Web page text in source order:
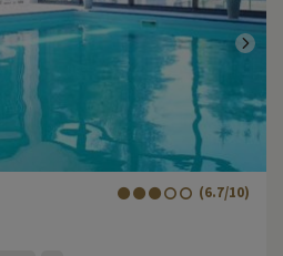
(6.7/10)